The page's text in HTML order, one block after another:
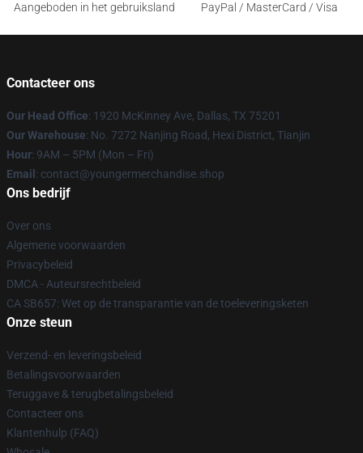
Aangeboden in het gebruiksland
PayPal / MasterCard / Visa
Contacteer ons
Our Head Office: 1920 McKinney Ave, Dallas, TX 75201
Our Warehouse: No. 7272 Nanjing Road, Hexi District, Tianjin
Hour: 9AM – 5PM (Mon – Fri)
Email : contact@youngermerchandise.shop
Ons bedrijf
Over ons
Algemene voorwaarden
Privacybeleid
DMCA - Auteursrechtbeleid
CA SB657: Wet op de transparantie van de toeleveringsketen
Onze steun
Verzend- en leveringsbeleid
Betalingsvoorwaarden
Teruggave & terugbetalingsbeleid
Contacteer ons
Klantenhulp (FAQ)